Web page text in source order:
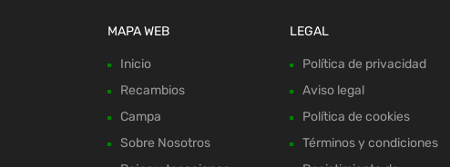
MAPA WEB
Inicio
Recambios
Campa
Sobre Nosotros
LEGAL
Política de privacidad
Aviso legal
Política de cookies
Términos y condiciones